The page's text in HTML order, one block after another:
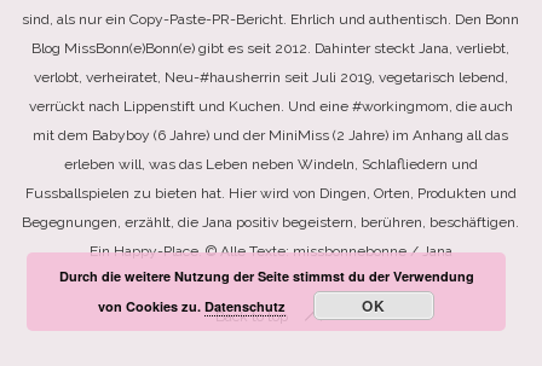
sind, als nur ein Copy-Paste-PR-Bericht. Ehrlich und authentisch. Den Bonn
Blog MissBonn(e)Bonn(e) gibt es seit 2012. Dahinter steckt Jana, verliebt,
verlobt, verheiratet, Neu-#hausherrin seit Juli 2019, vegetarisch lebend,
verrückt nach Lippenstift und Kuchen. Und eine #workingmom, die auch
mit dem Babyboy (6 Jahre) und der MiniMiss (2 Jahre) im Anhang all das
erleben will, was das Leben neben Windeln, Schlafliedern und
Fussballspielen zu bieten hat. Hier wird von Dingen, Orten, Produkten und
Begegnungen, erzählt, die Jana positiv begeistern, berühren, beschäftigen.
Ein Happy-Place. © Alle Texte: missbonnebonne / Jana
Back to top
Durch die weitere Nutzung der Seite stimmst du der Verwendung
von Cookies zu.Datenschutz OK